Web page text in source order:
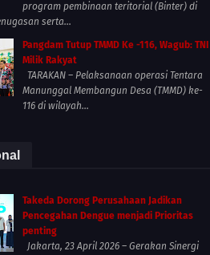
program pembinaan teritorial (Binter) di
serta...
Pangdam Tutup TMMD Ke -116, Wagub: TNI
Milik Rakyat
TARAKAN – Pelaksanaan operasi Tentara
Manunggal Membangun Desa (TMMD) ke-
116 di wilayah...
Takeda Dorong Perusahaan Jadikan
Pencegahan Dengue menjadi Prioritas
penting
Jakarta, 23 April 2026 – Gerakan Sinergi